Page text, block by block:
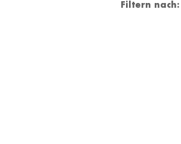
Filtern nach: